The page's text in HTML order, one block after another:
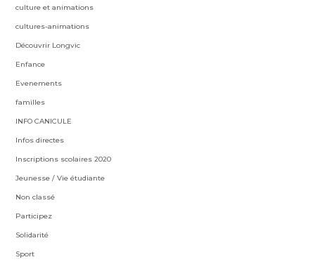
culture et animations
cultures-animations
Découvrir Longvic
Enfance
Evenements
familles
INFO CANICULE
Infos directes
Inscriptions scolaires 2020
Jeunesse / Vie étudiante
Non classé
Participez
Solidarité
Sport